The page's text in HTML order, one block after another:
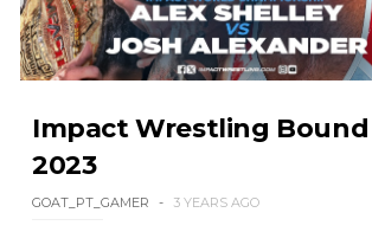
REVIRAVOLTA SURPREENDENTE
SLAM MEXICO: Persephone
Statlander após interferência
Unknown-Aug 06 2026
TRIUNFO LENDÁRIO EM CIDADE
Jericho, Místico e Darby Allin
Impact Wrestling Bound
2023
GOAT_PT_GAMER 3 YEARS AGO